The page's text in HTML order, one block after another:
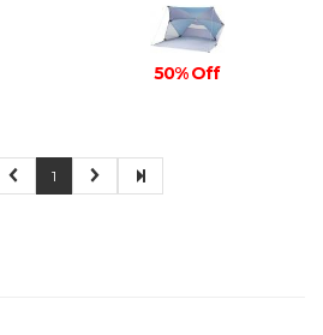
50% Off
1